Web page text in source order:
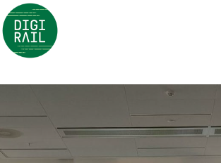
Siirry
sisältöön